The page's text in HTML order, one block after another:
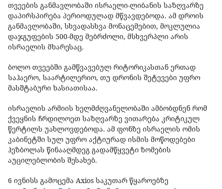
თვეების განმავლობაში ისრაელი-ლიბანის საზღვარზე
დაპირსპირება პერიოდულად მწვავდებოდა. ამ დროის
განმავლობაში, სხვადასხვა მონაცემებით, მოკლულია
დაჯგუფების 500-მდე მებრძოლი, მსხვერპლი არის
ისრაელის მხარესაც.
ბოლო თვეებში გამწვავებულ რიტორიკასთან ერთად
საჰაერო, საარტილერიო, თუ დრონის შეტევები უფრო
მასშტაბური ხასიათისაა.
ისრაელის არმიის ხელმძღვანელობაში ამბობდნენ რომ
ქვეყნის ჩრდილოეთ საზღვარზე ვითარება კრიტიკულ
წერტილს უახლოვდებოდა. ამ ფონზე ისრაელის ომის
კაბინეტში სულ უფრო აქტიურად ისმის მოწოდებები
ჰეზბოლას წინააღმდეგ გადამწყვეტი ზომების
აუცილებლობის შესახებ.
6 ივნისს გამოცემა Axios საკუთარ წყაროებზე